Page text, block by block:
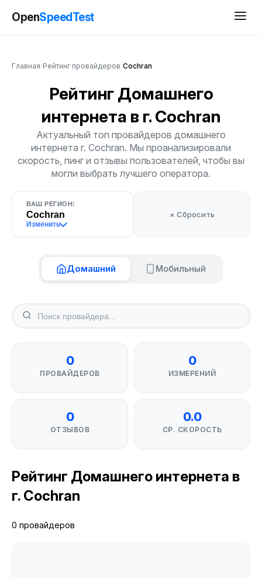
OpenSpeedTest
Главная Рейтинг провайдеров Cochran
Рейтинг Домашнего
интернета в г. Cochran
Актуальный топ провайдеров домашнего
интернета г. Cochran. Мы проанализировали
скорость, пинг и отзывы пользователей, чтобы вы
могли выбрать лучшего оператора.
ВАШ РЕГИОН:
Cochran
Изменить
× Сбросить
Домашний Мобильный
0
ПРОВАЙДЕРОВ
0
ИЗМЕРЕНИЙ
0
ОТЗЫВОВ
0.0
СР. СКОРОСТЬ
Рейтинг Домашнего интернета в
г. Cochran
0 провайдеров